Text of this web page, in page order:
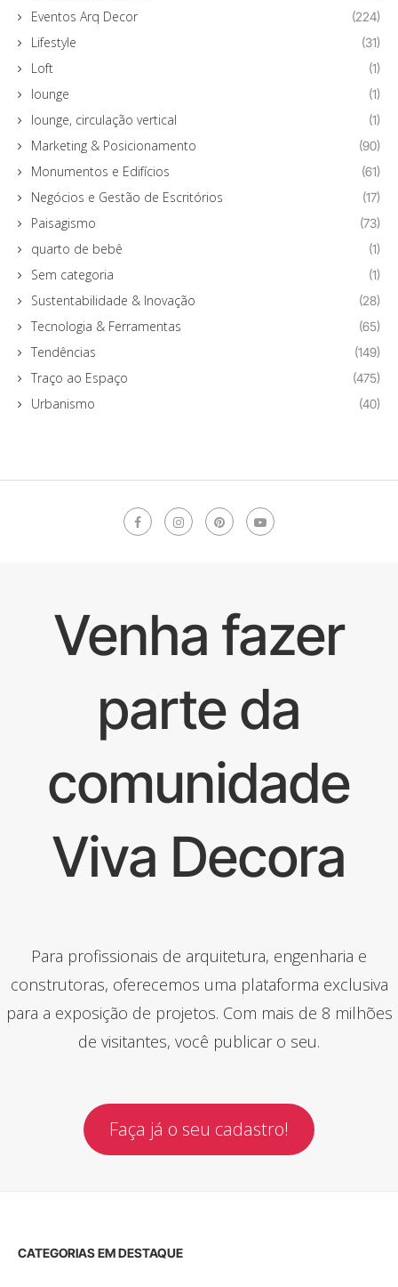
Eventos Arq Decor (224)
Lifestyle (31)
Loft (1)
lounge (1)
lounge, circulação vertical (1)
Marketing & Posicionamento (90)
Monumentos e Edifícios (61)
Negócios e Gestão de Escritórios (17)
Paisagismo (73)
quarto de bebê (1)
Sem categoria (1)
Sustentabilidade & Inovação (28)
Tecnologia & Ferramentas (65)
Tendências (149)
Traço ao Espaço (475)
Urbanismo (40)
Venha fazer
parte da
comunidade
Viva Decora
Para profissionais de arquitetura, engenharia e
construtoras, oferecemos uma plataforma exclusiva
para a exposição de projetos. Com mais de 8 milhões
de visitantes, você publicar o seu.
Faça já o seu cadastro!
CATEGORIAS EM DESTAQUE